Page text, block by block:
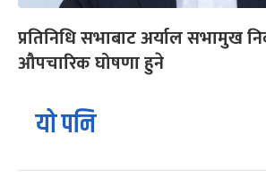
प्रतिनिधि सभाबाट अर्याल सभामुख
औपचारिक घोषणा हुने
यो पनि